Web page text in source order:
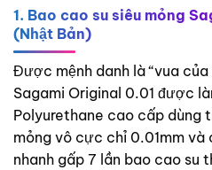
1. Bao cao su siêu mỏng
(Nhật Bản)
Được mệnh danh là “vua
Sagami Original 0.01 được
Polyurethane cao cấp dùng
mỏng vô cực chỉ 0.01mm và
nhanh gấp 7 lần bao cao su